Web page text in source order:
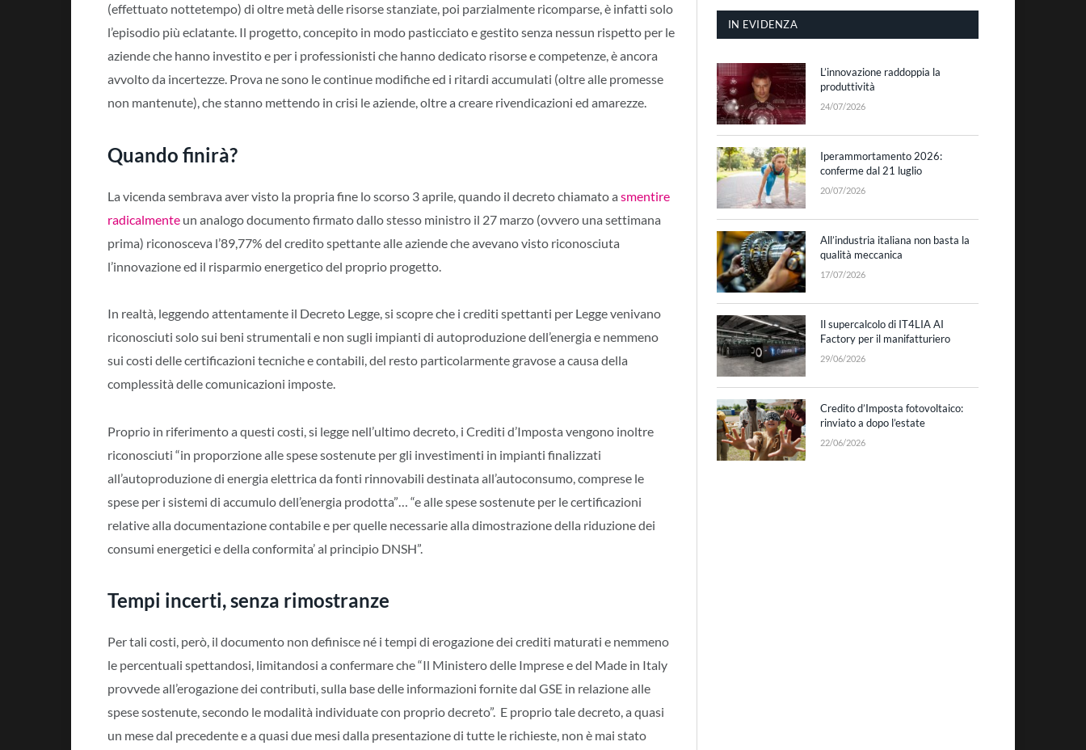
(effettuato nottetempo) di oltre metà delle risorse stanziate, poi parzialmente ricomparse, è infatti solo
l’episodio più eclatante. Il progetto, concepito in modo pasticciato e gestito senza nessun rispetto per le
aziende che hanno investito e per i professionisti che hanno dedicato risorse e competenze, è ancora
avvolto da incertezze. Prova ne sono le continue modifiche ed i ritardi accumulati (oltre alle promesse
non mantenute), che stanno mettendo in crisi le aziende, oltre a creare rivendicazioni ed amarezze.
Quando finirà?
La vicenda sembrava aver visto la propria fine lo scorso 3 aprile, quando il decreto chiamato a smentire
radicalmente un analogo documento firmato dallo stesso ministro il 27 marzo (ovvero una settimana
prima) riconosceva l’89,77% del credito spettante alle aziende che avevano visto riconosciuta
l’innovazione ed il risparmio energetico del proprio progetto.
In realtà, leggendo attentamente il Decreto Legge, si scopre che i crediti spettanti per Legge venivano
riconosciuti solo sui beni strumentali e non sugli impianti di autoproduzione dell’energia e nemmeno
sui costi delle certificazioni tecniche e contabili, del resto particolarmente gravose a causa della
complessità delle comunicazioni imposte.
Proprio in riferimento a questi costi, si legge nell’ultimo decreto, i Crediti d’Imposta vengono inoltre
riconosciuti “in proporzione alle spese sostenute per gli investimenti in impianti finalizzati
all’autoproduzione di energia elettrica da fonti rinnovabili destinata all’autoconsumo, comprese le
spese per i sistemi di accumulo dell’energia prodotta”… “e alle spese sostenute per le certificazioni
relative alla documentazione contabile e per quelle necessarie alla dimostrazione della riduzione dei
consumi energetici e della conformita’ al principio DNSH”.
Tempi incerti, senza rimostranze
Per tali costi, però, il documento non definisce né i tempi di erogazione dei crediti maturati e nemmeno
le percentuali spettandosi, limitandosi a confermare che “Il Ministero delle Imprese e del Made in Italy
provvede all’erogazione dei contributi, sulla base delle informazioni fornite dal GSE in relazione alle
spese sostenute, secondo le modalità individuate con proprio decreto”. E proprio tale decreto, a quasi
un mese dal precedente e a quasi due mesi dalla presentazione di tutte le richieste, non è mai stato
IN EVIDENZA
L’innovazione raddoppia la
produttività
24/07/2026
Iperammortamento 2026:
conferme dal 21 luglio
20/07/2026
All’industria italiana non basta la
qualità meccanica
17/07/2026
Il supercalcolo di IT4LIA AI
Factory per il manifatturiero
29/06/2026
Credito d’Imposta fotovoltaico:
rinviato a dopo l’estate
22/06/2026